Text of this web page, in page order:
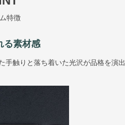
特徴
る素材感
手触りと落ち着いた光沢が品格を演出